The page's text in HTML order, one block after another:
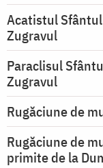
Acatistul
Zugravul
Paraclisul
Zugravul
Rugăciune de
Rugăciune de
primite de la